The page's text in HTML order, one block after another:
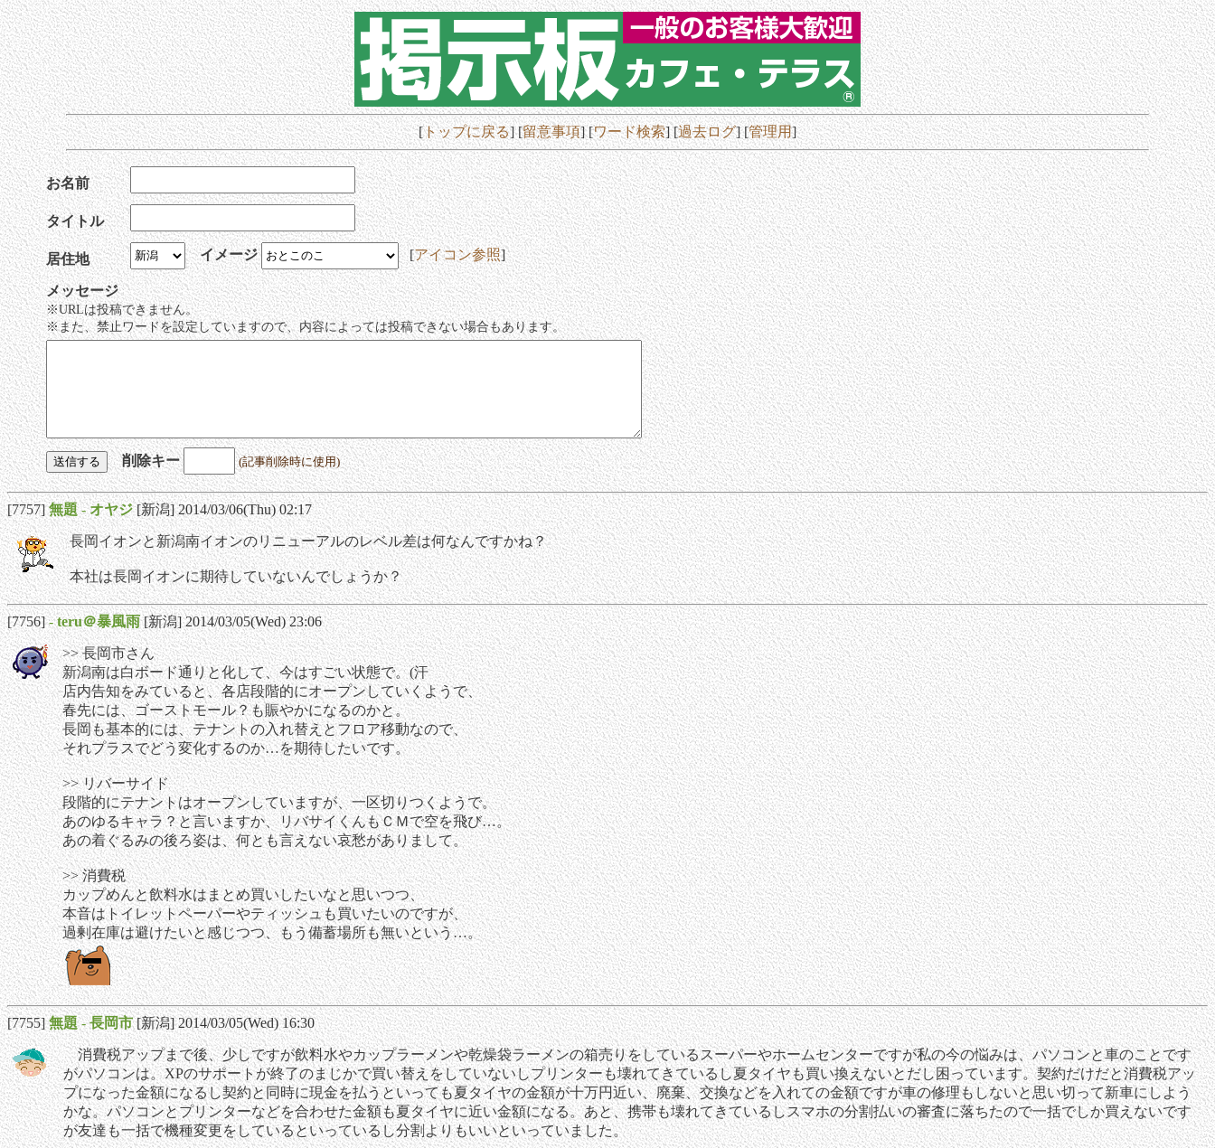
[トップに戻る] [留意事項] [ワード検索][過去ログ][管理用]
お名前
タイトル
居住地 イメージ [アイコン参照]
メッセージ
※URLは投稿できません。
※また、禁止ワードを設定していますので、内容によっては投稿できない場合もあります。
削除キー (記事削除時に使用)
[7757]無題-オヤジ [新潟] 2014/03/06(Thu) 02:17
長岡イオンと新潟南イオンのリニューアルのレベル差は何なんですかね？
本社は長岡イオンに期待していないんでしょうか？
[7756]-teru＠暴風雨 [新潟] 2014/03/05(Wed) 23:06
>> 長岡市さん
新潟南は白ボード通りと化して、今はすごい状態で。(汗
店内告知をみていると、各店段階的にオープンしていくようで、
春先には、ゴーストモール？も賑やかになるのかと。
長岡も基本的には、テナントの入れ替えとフロア移動なので、
それプラスでどう変化するのか…を期待したいです。
>> リバーサイド
段階的にテナントはオープンしていますが、一区切りつくようで。
あのゆるキャラ？と言いますか、リバサイくんもＣＭで空を飛び…。
あの着ぐるみの後ろ姿は、何とも言えない哀愁がありまして。
>> 消費税
カップめんと飲料水はまとめ買いしたいなと思いつつ、
本音はトイレットペーパーやティッシュも買いたいのですが、
過剰在庫は避けたいと感じつつ、もう備蓄場所も無いという…。
[7755]無題-長岡市 [新潟] 2014/03/05(Wed) 16:30
消費税アップまで後、少しですが飲料水やカップラーメンや乾燥袋ラーメンの箱売りをしているスーパーやホームセンターですが私の今の悩みは、パソコンと車のことです
がパソコンは。XPのサポートが終了のまじかで買い替えをしていないしプリンターも壊れてきているし夏タイヤも買い換えないとだし困っています。契約だけだと消費税アッ
プになった金額になるし契約と同時に現金を払うといっても夏タイヤの金額が十万円近い、廃棄、交換などを入れての金額ですが車の修理もしないと思い切って新車にしよう
かな。パソコンとプリンターなどを合わせた金額も夏タイヤに近い金額になる。あと、携帯も壊れてきているしスマホの分割払いの審査に落ちたので一括でしか買えないです
が友達も一括で機種変更をしているといっているし分割よりもいいといっていました。